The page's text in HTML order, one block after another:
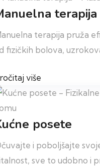
terapija
terapija pruža
fizičkih bolova,
više
posete
i poboljšajte
sve to udobno i